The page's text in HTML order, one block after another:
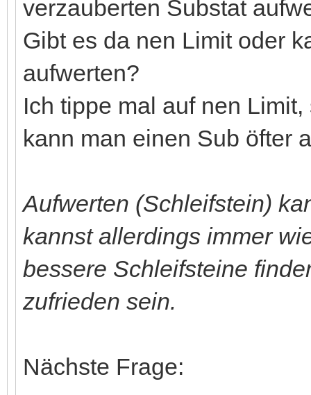
verzauberten Substat
Gibt es da nen Limit oder
aufwerten?
Ich tippe mal auf nen
kann man einen Sub öfter
Aufwerten (Schleifstein)
kannst allerdings immer
bessere Schleifsteine
zufrieden sein.
Nächste Frage: